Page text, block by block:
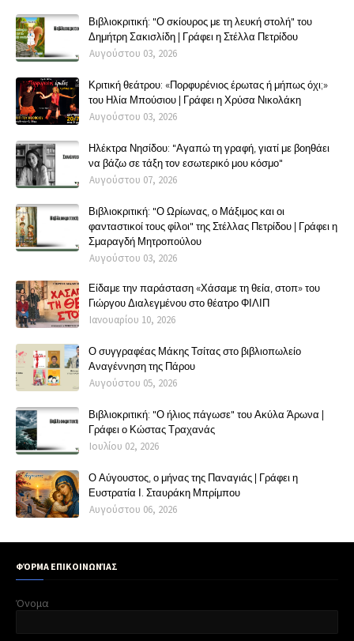
Βιβλιοκριτική: "Ο σκίουρος με τη λευκή στολή" του
Δημήτρη Σακισλίδη | Γράφει η Στέλλα Πετρίδου
Αυγούστου 03, 2026
Κριτική θεάτρου: «Πορφυρένιος έρωτας ή μήπως όχι;»
του Ηλία Μπούσιου | Γράφει η Χρύσα Νικολάκη
Αυγούστου 03, 2026
Ηλέκτρα Νησίδου: "Αγαπώ τη γραφή, γιατί με βοηθάει
να βάζω σε τάξη τον εσωτερικό μου κόσμο"
Αυγούστου 07, 2026
Βιβλιοκριτική: "Ο Ωρίωνας, ο Μάξιμος και οι
φανταστικοί τους φίλοι" της Στέλλας Πετρίδου | Γράφει η
Σμαραγδή Μητροπούλου
Αυγούστου 03, 2026
Είδαμε την παράσταση «Χάσαμε τη θεία, στοπ» του
Γιώργου Διαλεγμένου στο θέατρο ΦΙΛΙΠ
Ιανουαρίου 10, 2026
Ο συγγραφέας Μάκης Τσίτας στο βιβλιοπωλείο
Αναγέννηση της Πάρου
Αυγούστου 05, 2026
Βιβλιοκριτική: "Ο ήλιος πάγωσε" του Ακύλα Άρωνα |
Γράφει ο Κώστας Τραχανάς
Ιουλίου 02, 2026
Ο Αύγουστος, ο μήνας της Παναγιάς | Γράφει η
Ευστρατία Ι. Σταυράκη Μπρίμπου
Αυγούστου 06, 2026
ΦΌΡΜΑ ΕΠΙΚΟΙΝΩΝΊΑΣ
Όνομα